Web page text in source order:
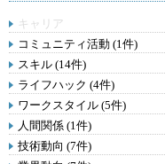
キャリア
コミュニティ活動 (1件)
スキル (14件)
ライフハック (4件)
ワークスタイル (5件)
人間関係 (1件)
技術動向 (7件)